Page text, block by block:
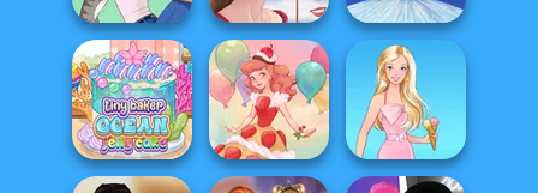
A Girl And Her Pet Portrait Maker Ice Ballerina